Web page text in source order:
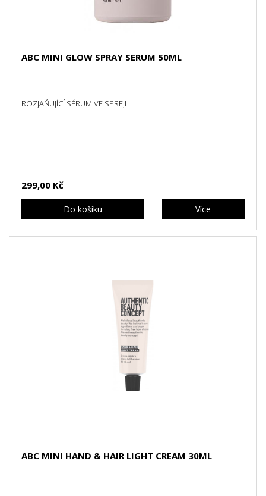
ABC MINI GLOW SPRAY SERUM 50ML
ROZJAŇUJÍCÍ SÉRUM VE SPREJI
299,00 Kč
Do košíku Více
ABC MINI HAND & HAIR LIGHT CREAM 30ML